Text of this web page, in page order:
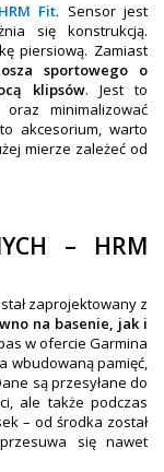
HRM Fit. Sensor jest
się konstrukcją.
piersiową. Zamiast
sportowego o
klipsów. Jest to
minimalizować
akcesorium, warto
mierze zależeć od
– HRM
zaprojektowany z
na basenie, jak i
w ofercie Garmina
wbudowaną pamięć,
są przesyłane do
ale także podczas
– od środka został
się nawet